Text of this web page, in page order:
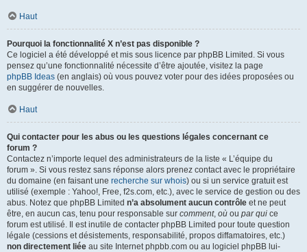
Haut
Pourquoi la fonctionnalité X n’est pas disponible ?
Ce logiciel a été développé et mis sous licence par phpBB Limited. Si vous
pensez qu’une fonctionnalité nécessite d’être ajoutée, visitez la page
phpBB Ideas (en anglais) où vous pouvez voter pour des idées proposées ou
en suggérer de nouvelles.
Haut
Qui contacter pour les abus ou les questions légales concernant ce
forum ?
Contactez n’importe lequel des administrateurs de la liste « L’équipe du
forum ». Si vous restez sans réponse alors prenez contact avec le propriétaire
du domaine (en faisant une recherche sur whois) ou si un service gratuit est
utilisé (exemple : Yahoo!, Free, f2s.com, etc.), avec le service de gestion ou des
abus. Notez que phpBB Limited n’a absolument aucun contrôle et ne peut
être, en aucun cas, tenu pour responsable sur comment, où ou par qui ce
forum est utilisé. Il est inutile de contacter phpBB Limited pour toute question
légale (cessions et désistements, responsabilité, propos diffamatoires, etc.)
non directement liée au site Internet phpbb.com ou au logiciel phpBB lui-